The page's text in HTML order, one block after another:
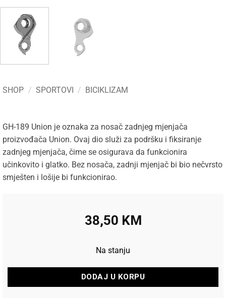
SHOP / SPORTOVI / BICIKLIZAM
GH-189 Union je oznaka za nosač zadnjeg mjenjača
proizvođača Union. Ovaj dio služi za podršku i fiksiranje
zadnjeg mjenjača, čime se osigurava da funkcionira
učinkovito i glatko. Bez nosača, zadnji mjenjač bi bio nečvrsto
smješten i lošije bi funkcionirao.
38,50 KM
Na stanju
DODAJ U KORPU